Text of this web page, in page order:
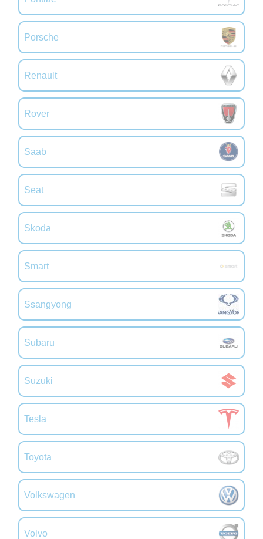
Porsche
Renault
Rover
Saab
Seat
Skoda
Smart
Ssangyong
Subaru
Suzuki
Tesla
Toyota
Volkswagen
Volvo